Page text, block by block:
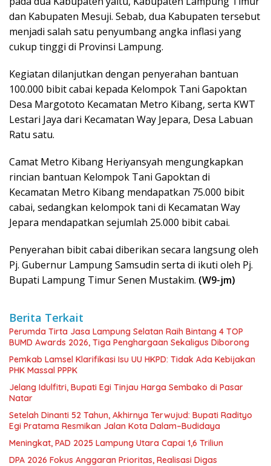
dan Kabupaten Mesuji. Sebab, dua Kabupaten tersebut
menjadi salah satu penyumbang angka inflasi yang
cukup tinggi di Provinsi Lampung.
Kegiatan dilanjutkan dengan penyerahan bantuan
100.000 bibit cabai kepada Kelompok Tani Gapoktan
Desa Margototo Kecamatan Metro Kibang, serta KWT
Lestari Jaya dari Kecamatan Way Jepara, Desa Labuan
Ratu satu.
Camat Metro Kibang Heriyansyah mengungkapkan
rincian bantuan Kelompok Tani Gapoktan di
Kecamatan Metro Kibang mendapatkan 75.000 bibit
cabai, sedangkan kelompok tani di Kecamatan Way
Jepara mendapatkan sejumlah 25.000 bibit cabai.
Penyerahan bibit cabai diberikan secara langsung oleh
Pj. Gubernur Lampung Samsudin serta di ikuti oleh Pj.
Bupati Lampung Timur Senen Mustakim. (W9-jm)
Berita Terkait
Perumda Tirta Jasa Lampung Selatan Raih Bintang 4 TOP
BUMD Awards 2026, Tiga Penghargaan Sekaligus Diborong
Pemkab Lamsel Klarifikasi Isu UU HKPD: Tidak Ada Kebijakan
PHK Massal PPPK
Jelang Idulfitri, Bupati Egi Tinjau Harga Sembako di Pasar
Natar
Setelah Dinanti 52 Tahun, Akhirnya Terwujud: Bupati Radityo
Egi Pratama Resmikan Jalan Kota Dalam–Budidaya
Meningkat, PAD 2025 Lampung Utara Capai 1,6 Triliun
DPA 2026 Fokus Anggaran Prioritas, Realisasi Digas